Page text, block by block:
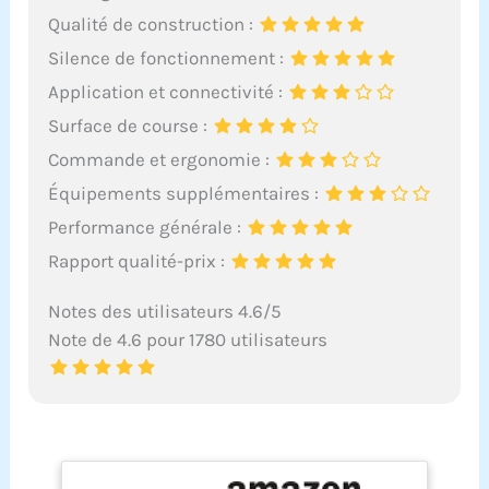
Qualité de construction :
Silence de fonctionnement :
Application et connectivité :
Surface de course :
Commande et ergonomie :
Équipements supplémentaires :
Performance générale :
Rapport qualité-prix :
Notes des utilisateurs 4.6/5
Note de 4.6 pour 1780 utilisateurs